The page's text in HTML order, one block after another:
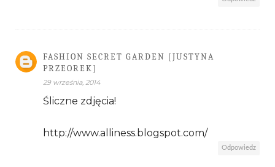
FASHION SECRET GARDEN [JUSTYNA
PRZEOREK]
29 września, 2014
Śliczne zdjęcia!
http://www.alliness.blogspot.com/
Odpowiedz